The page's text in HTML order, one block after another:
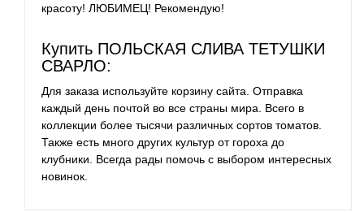
красоту! ЛЮБИМЕЦ! Рекомендую!
Купить ПОЛЬСКАЯ СЛИВА ТЕТУШКИ
СВАРЛО:
Для заказа используйте корзину сайта. Отправка
каждый день почтой во все страны мира. Всего в
коллекции более тысячи различных сортов томатов.
Также есть много других культур от гороха до
клубники. Всегда рады помочь с выбором интересных
новинок.